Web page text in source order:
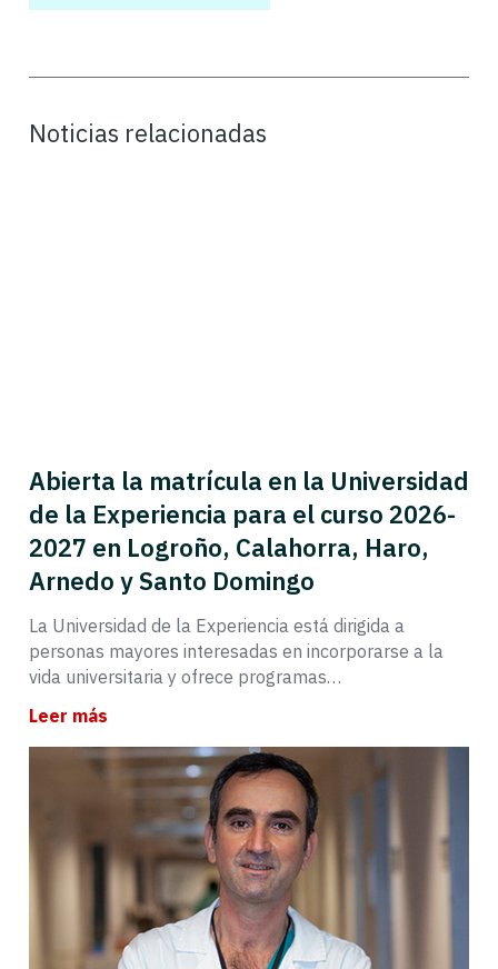
Noticias relacionadas
Abierta la matrícula en la Universidad
de la Experiencia para el curso 2026-
2027 en Logroño, Calahorra, Haro,
Arnedo y Santo Domingo
La Universidad de la Experiencia está dirigida a
personas mayores interesadas en incorporarse a la
vida universitaria y ofrece programas…
Leer más